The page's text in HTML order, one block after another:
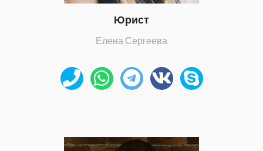
Юрист
Елена Сергеева